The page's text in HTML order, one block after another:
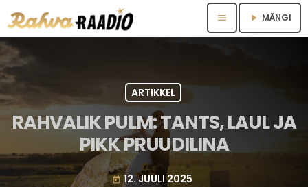
menu play_arrow MÄNGI
ARTIKKEL
RAHVALIK PULM: TANTS, LAUL JA
PIKK PRUUDILINA
today 12. JUULI 2025